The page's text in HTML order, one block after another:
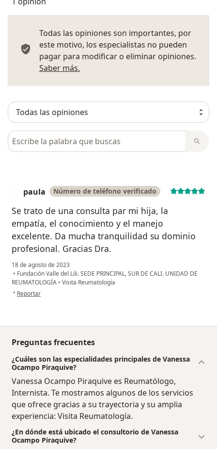
Todas las opiniones son importantes, por
este motivo, los especialistas no pueden
pagar para modificar o eliminar opiniones.
Saber más.
Busca en opiniones
paula Número de teléfono verificado
Se trato de una consulta par mi hija, la
empatía, el conocimiento y el manejo
excelente. Da mucha tranquilidad su dominio
profesional. Gracias Dra.
18 de agosto de 2023
• Fundación Valle del Lili. SEDE PRINCIPAL, SUR DE CALI. UNIDAD DE
REUMATOLOGÍA • Visita Reumatología
• en opinión del usuario paula
Reportar
Preguntas frecuentes
¿Cuáles son las especialidades principales de Vanessa
Ocampo Piraquive?
Vanessa Ocampo Piraquive es Reumatólogo,
Internista. Te mostramos algunos de los servicios
que ofrece gracias a su trayectoria y su amplia
experiencia: Visita Reumatología.
¿En dónde está ubicado el consultorio de Vanessa
Ocampo Piraquive?